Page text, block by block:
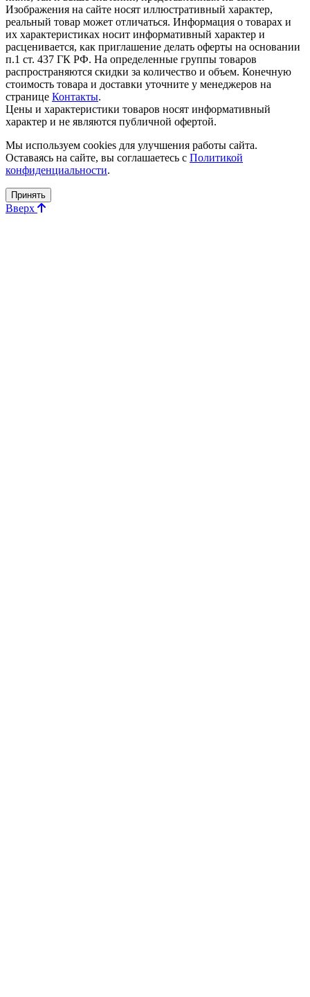
Изображения на сайте носят иллюстративный характер,
реальный товар может отличаться. Информация о товарах и
их характеристиках носит информативный характер и
расценивается, как приглашение делать оферты на основании
п.1 ст. 437 ГК РФ. На определенные группы товаров
распространяются скидки за количество и объем. Конечную
стоимость товара и доставки уточните у менеджеров на
странице Контакты.
Цены и характеристики товаров носят информативный
характер и не являются публичной офертой.
Мы используем cookies для улучшения работы сайта.
Оставаясь на сайте, вы соглашаетесь с Политикой
конфиденциальности.
Принять
Вверх